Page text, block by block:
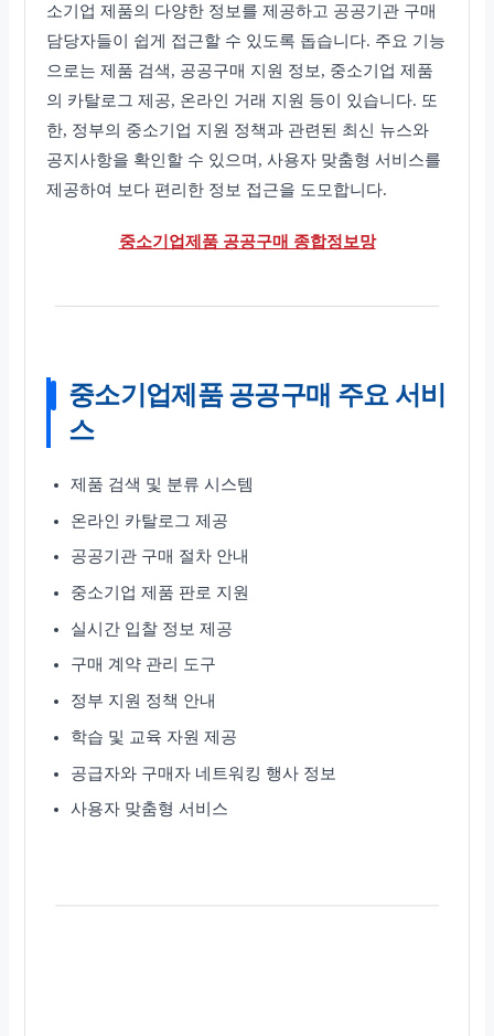
소기업 제품의 다양한 정보를 제공하고 공공기관 구매
담당자들이 쉽게 접근할 수 있도록 돕습니다. 주요 기능
으로는 제품 검색, 공공구매 지원 정보, 중소기업 제품
의 카탈로그 제공, 온라인 거래 지원 등이 있습니다. 또
한, 정부의 중소기업 지원 정책과 관련된 최신 뉴스와
공지사항을 확인할 수 있으며, 사용자 맞춤형 서비스를
제공하여 보다 편리한 정보 접근을 도모합니다.
중소기업제품 공공구매 종합정보망
중소기업제품 공공구매 주요 서비
스
제품 검색 및 분류 시스템
온라인 카탈로그 제공
공공기관 구매 절차 안내
중소기업 제품 판로 지원
실시간 입찰 정보 제공
구매 계약 관리 도구
정부 지원 정책 안내
학습 및 교육 자원 제공
공급자와 구매자 네트워킹 행사 정보
사용자 맞춤형 서비스